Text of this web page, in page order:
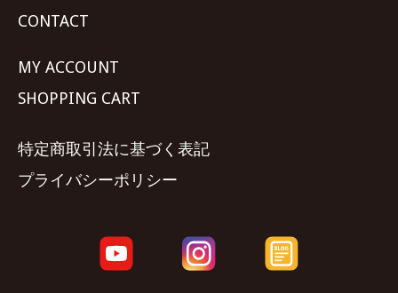
CONTACT
MY ACCOUNT
SHOPPING CART
特定商取引法に基づく表記
プライバシーポリシー